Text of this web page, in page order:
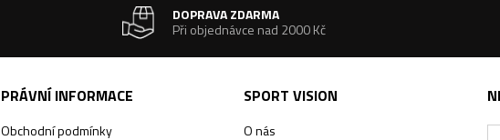
DOPRAVA ZDARMA
Při objednávce nad 2000 Kč
PRÁVNÍ INFORMACE
Obchodní podmínky
SPORT VISION
O nás